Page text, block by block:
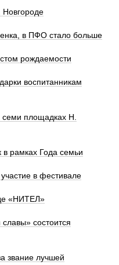
Новгороде
в ПФО стало больше
рождаемости
воспитанникам
площадках Н.
рамках Года семьи
в фестивале
«НИТЕЛ»
состоится
звание лучшей